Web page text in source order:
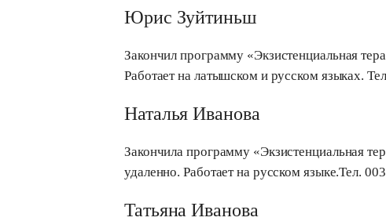
Юрис Зуйтиньш
Закончил программу «Экзистенциальная
Работает на латышском и русском языках.
Наталья Иванова
Закончила программу «Экзистенциальная
удаленно. Работает на русском языке.Teл.
Taтьяна Иванова